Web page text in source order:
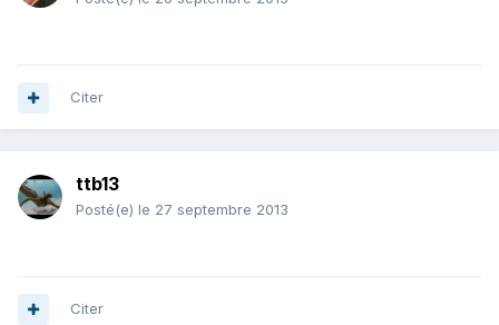
Citer
ttb13
Posté(e) le 27 septembre 2013
Citer